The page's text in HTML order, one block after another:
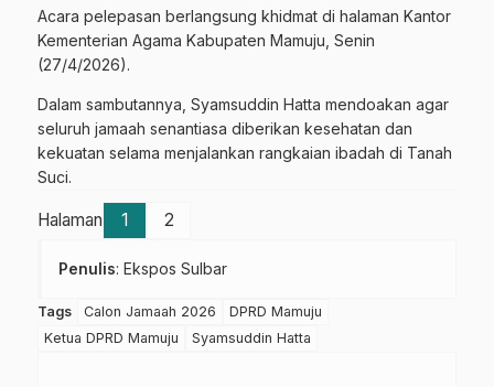
Acara pelepasan berlangsung khidmat di halaman Kantor
Kementerian Agama Kabupaten Mamuju, Senin
(27/4/2026).
Dalam sambutannya, Syamsuddin Hatta mendoakan agar
seluruh jamaah senantiasa diberikan kesehatan dan
kekuatan selama menjalankan rangkaian ibadah di Tanah
Suci.
Halaman 1 2
Penulis: Ekspos Sulbar
Tags Calon Jamaah 2026
DPRD Mamuju
Ketua DPRD Mamuju
Syamsuddin Hatta